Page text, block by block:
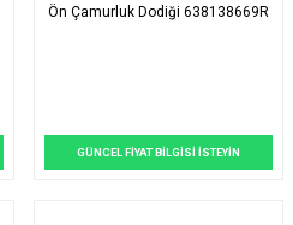
Ön Çamurluk Dodiği 638138669R
GÜNCEL FİYAT BİLGİSİ İSTEYİN